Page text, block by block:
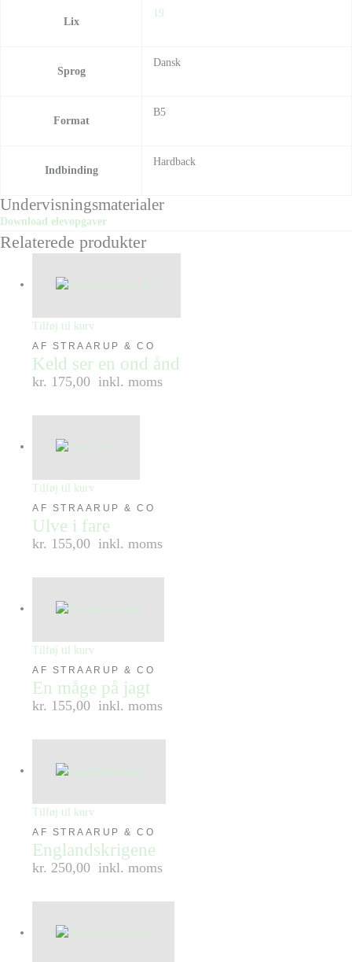
Lix
19
Sprog
Dansk
Format
B5
Indbinding
Hardback
Undervisningsmaterialer
Download elevopgaver
Relaterede produkter
Tilføj til kurv
AF STRAARUP & CO
Keld ser en ond ånd
kr. 175,00 inkl. moms
Tilføj til kurv
AF STRAARUP & CO
Ulve i fare
kr. 155,00 inkl. moms
Tilføj til kurv
AF STRAARUP & CO
En måge på jagt
kr. 155,00 inkl. moms
Tilføj til kurv
AF STRAARUP & CO
Englandskrigene
kr. 250,00 inkl. moms